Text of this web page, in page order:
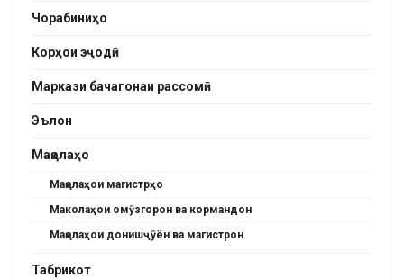
Чорабиниҳо
Корҳои эҷодӣ
Маркази бачагонаи рассомӣ
Эълон
Мақолаҳо
Мақолаҳои магистрҳо
Маколаҳои омӯзгорон ва кормандон
Мақолаҳои донишҷӯён ва магистрон
Табрикот